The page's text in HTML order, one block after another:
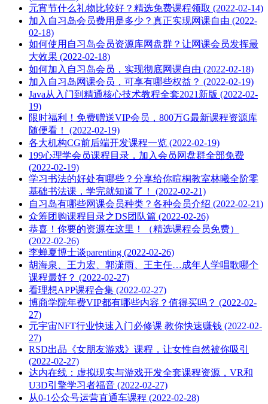
元宵节什么礼物比较好？精选免费课程领取 (2022-02-14)
加入自习岛会员费用是多少？真正实现网课自由 (2022-
02-18)
如何使用自习岛会员资源库网盘群？让网课会员发挥最
大效果 (2022-02-18)
如何加入自习岛会员，实现彻底网课自由 (2022-02-18)
加入自习岛网课会员，可享有哪些权益？ (2022-02-19)
Java从入门到精通核心技术教程全套2021新版 (2022-02-
19)
限时福利！免费赠送VIP会员，800万G最新课程资源库
随便看！ (2022-02-19)
各大机构CG前后端开发课程一览 (2022-02-19)
199心理学会员课程目录，加入会员网盘群全部免费
(2022-02-19)
学习书法的好处有哪些？分享给你暄桐教室林曦全阶零
基础书法课，学完就知道了！ (2022-02-21)
自习岛有哪些网课会员种类？各种会员介绍 (2022-02-21)
众筹团购课程目录之DS团队篇 (2022-02-26)
恭喜！你要的资源在这里！（精选课程会员免费）
(2022-02-26)
李蝉夏博士谈parenting (2022-02-26)
胡海泉、王力宏、郭潇雨、王主任…成年人学唱歌哪个
课程最好？ (2022-02-27)
看理想APP课程合集 (2022-02-27)
博‭‮院学商‬‬年费VIP都有哪些内容？值得买吗？ (2022-02-
27)
元宇宙NFT行业快速入门必修课 教你快速赚钱 (2022-02-
27)
RSD出品《女朋友游戏》课程，让女性自然被你吸引
(2022-02-27)
达内在线：虚拟现实与游戏开发全套课程资源，VR和
U3D引擎学习者福音 (2022-02-27)
从0-1公众号运营直通车课程 (2022-02-28)